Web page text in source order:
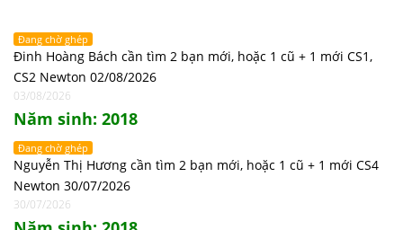
Đang chờ ghép
Đinh Hoàng Bách cần tìm 2 bạn mới, hoặc 1 cũ + 1 mới CS1,
CS2 Newton 02/08/2026
03/08/2026
Năm sinh: 2018
Đang chờ ghép
Nguyễn Thị Hương cần tìm 2 bạn mới, hoặc 1 cũ + 1 mới CS4
Newton 30/07/2026
30/07/2026